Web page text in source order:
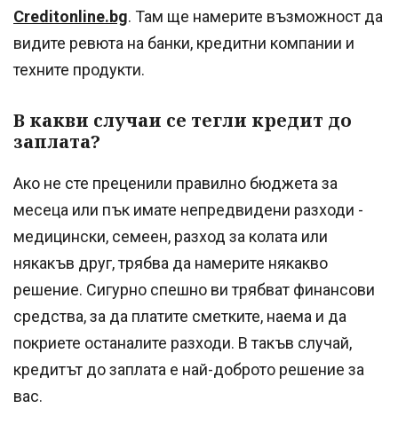
Creditonline.bg. Там ще намерите възможност да
видите ревюта на банки, кредитни компании и
техните продукти.
В какви случаи се тегли кредит до
заплата?
Ако не сте преценили правилно бюджета за
месеца или пък имате непредвидени разходи -
медицински, семеен, разход за колата или
някакъв друг, трябва да намерите някакво
решение. Сигурно спешно ви трябват финансови
средства, за да платите сметките, наема и да
покриете останалите разходи. В такъв случай,
кредитът до заплата е най-доброто решение за
вас.